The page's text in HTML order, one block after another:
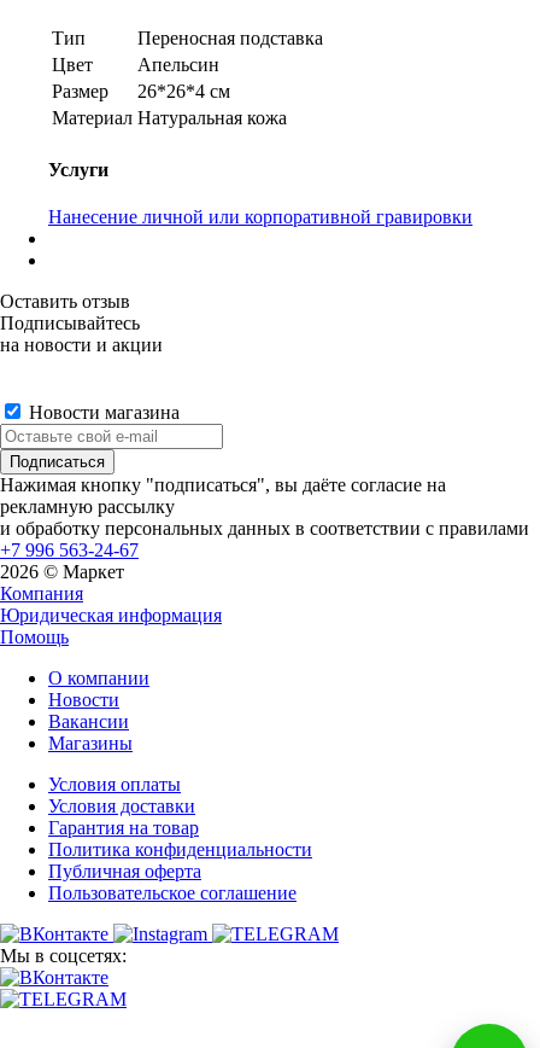
Тип
Переносная подставка
Цвет
Апельсин
Размер
26*26*4 см
Материал Натуральная кожа
Услуги
Нанесение личной или корпоративной гравировки
Оставить отзыв
Подписывайтесь
на новости и акции
Новости магазина
Нажимая кнопку "подписаться", вы даёте согласие на
рекламную рассылку
и обработку персональных данных в соответствии с правилами
+7 996 563-24-67
2026 © Маркет
Компания
Юридическая информация
Помощь
О компании
Новости
Вакансии
Магазины
Условия оплаты
Условия доставки
Гарантия на товар
Политика конфиденциальности
Публичная оферта
Пользовательское соглашение
Мы в соцсетях: